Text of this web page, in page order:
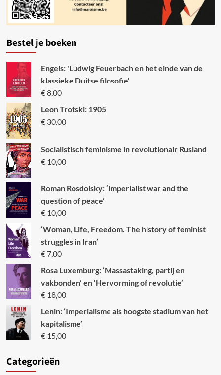
Bestel je boeken
Engels: 'Ludwig Feuerbach en het einde van de
klassieke Duitse filosofie'
€8,00
Leon Trotski: 1905
€30,00
Socialistisch feminisme in revolutionair Rusland
€10,00
Roman Rosdolsky: ‘Imperialist war and the
question of peace’
€10,00
‘Woman, Life, Freedom. The history of feminist
struggles in Iran’
€7,00
Rosa Luxemburg: ‘Massastaking, partij en
vakbonden’ en ‘Hervorming of revolutie’
€18,00
Lenin: ‘Imperialisme als hoogste stadium van het
kapitalisme’
€15,00
Categorieën